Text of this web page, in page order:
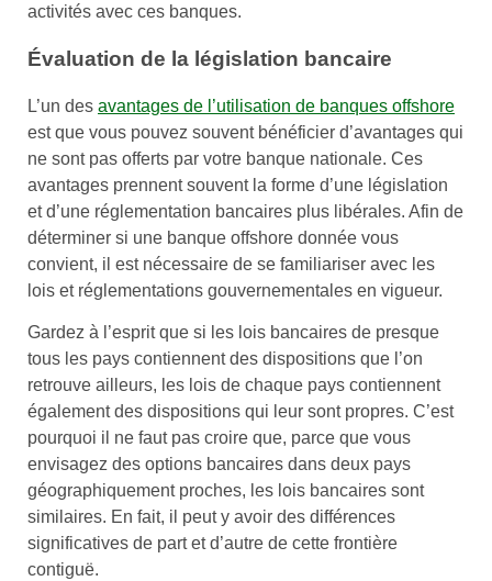
activités avec ces banques.
Évaluation de la législation bancaire
L’un des avantages de l’utilisation de banques offshore
est que vous pouvez souvent bénéficier d’avantages qui
ne sont pas offerts par votre banque nationale. Ces
avantages prennent souvent la forme d’une législation
et d’une réglementation bancaires plus libérales. Afin de
déterminer si une banque offshore donnée vous
convient, il est nécessaire de se familiariser avec les
lois et réglementations gouvernementales en vigueur.
Gardez à l’esprit que si les lois bancaires de presque
tous les pays contiennent des dispositions que l’on
retrouve ailleurs, les lois de chaque pays contiennent
également des dispositions qui leur sont propres. C’est
pourquoi il ne faut pas croire que, parce que vous
envisagez des options bancaires dans deux pays
géographiquement proches, les lois bancaires sont
similaires. En fait, il peut y avoir des différences
significatives de part et d’autre de cette frontière
contiguë.